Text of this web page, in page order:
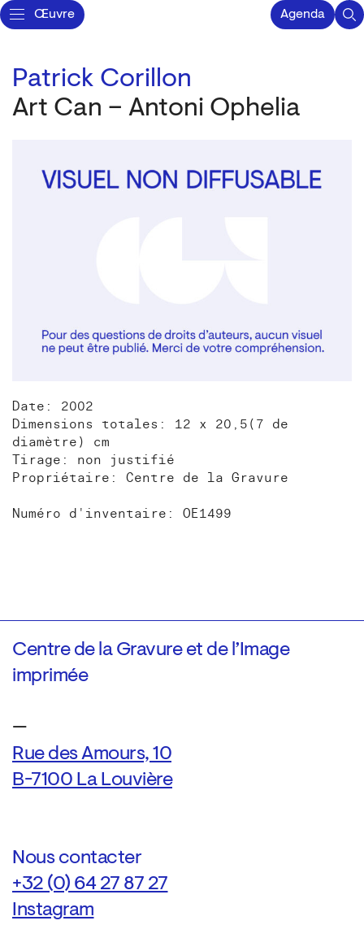
Œuvre Agenda
Patrick Corillon
Art Can – Antoni Ophelia
Date: 2002
Dimensions totales: 12 x 20,5(7 de
diamètre) cm
Tirage: non justifié
Propriétaire: Centre de la Gravure
Numéro d'inventaire: OE1499
Centre de la Gravure et de l’Image
imprimée
—
Rue des Amours, 10
B-7100 La Louvière
Nous contacter
+32 (0) 64 27 87 27
Instagram